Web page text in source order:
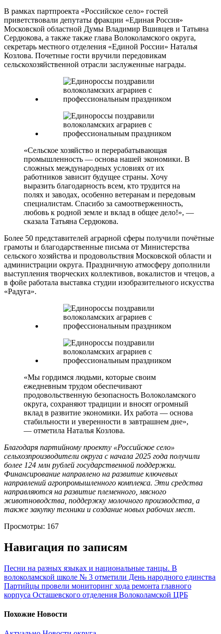
В рамках партпроекта «Российское село» гостей
приветствовали депутаты фракции «Единая Россия»
Московской областной Думы Владимир Вшивцев и Татьяна
Сердюкова, а также также глава Волоколамского округа,
секретарь местного отделения «Единой России» Наталья
Козлова. Почетные гости вручили передовикам
сельскохозяйственной отрасли заслуженные награды.
«Сельское хозяйство и перерабатывающая
промышленность — основа нашей экономики. В
сложных международных условиях от их
работников зависит будущее страны. Хочу
выразить благодарность всем, кто трудится на
полях и заводах, особенно ветеранам и передовым
специалистам. Спасибо за самоотверженность,
любовь к родной земле и вклад в общее дело!», —
сказала Татьяна Сердюкова.
Более 50 представителей аграрной сферы получили почётные
грамоты и благодарственные письма от Министерства
сельского хозяйства и продовольствия Московской области и
администрации округа. Праздничную атмосферу дополнили
выступления творческих коллективов, вокалистов и чтецов, а
в фойе работала выставка студии изобразительного искусства
«Радуга».
«Мы гордимся людьми, которые своим
ежедневным трудом обеспечивают
продовольственную безопасность Волоколамского
округа, сохраняют традиции и вносят огромный
вклад в развитие экономики. Их работа — основа
стабильности и уверенности в завтрашнем дне»,
— отметила Наталья Козлова.
Благодаря партийному проекту «Российское село»
сельхозпроизводители округа с начала 2025 года получили
более 124 млн рублей государственной поддержки.
Финансирование направлено на развитие ключевых
направлений агропромышленного комплекса. Эти средства
направляются на развитие племенного, мясного
животноводства, поддержку молочного производства, а
также закупку техники и создание новых рабочих мест.
Просмотры: 167
Навигация по записям
Песни на разных языках и национальные танцы. В
волоколамской школе № 3 отметили День народного единства
Партийцы провели мониторинг хода ремонта главного
корпуса Осташевского отделения Волоколамской ЦРБ
Похожие Новости